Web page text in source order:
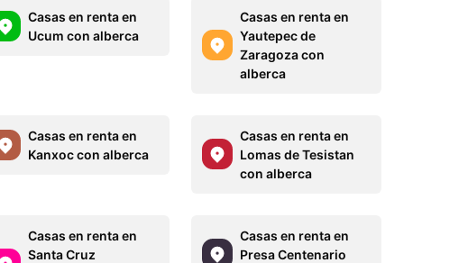
Casas en renta en
Ucum con alberca
Casas en renta en
Yautepec de
Zaragoza con
alberca
Casas en renta en
Kanxoc con alberca
Casas en renta en
Lomas de Tesistan
con alberca
Casas en renta en
Santa Cruz
Casas en renta en
Presa Centenario